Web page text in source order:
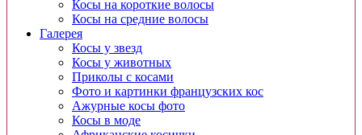
Косы на короткие волосы
Косы на средние волосы
Галерея
Косы у звезд
Косы у животных
Приколы с косами
Фото и картинки французских кос
Ажурные косы фото
Косы в моде